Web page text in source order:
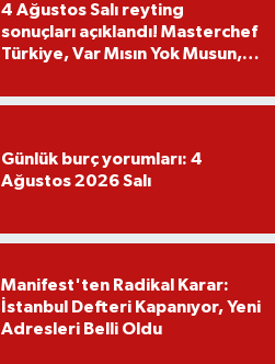
4 Ağustos Salı reyting
sonuçları açıklandı! Masterchef
Türkiye, Var Mısın Yok Musun,
Günlük burç yorumları: 4
Ağustos 2026 Salı
Manifest'ten Radikal Karar:
İstanbul Defteri Kapanıyor, Yeni
Adresleri Belli Oldu